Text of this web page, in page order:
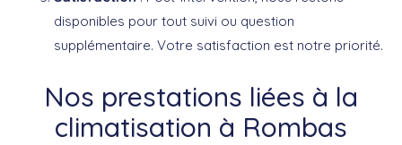
disponibles pour tout suivi ou question
supplémentaire. Votre satisfaction est notre priorité.
Nos prestations liées à la
climatisation à Rombas